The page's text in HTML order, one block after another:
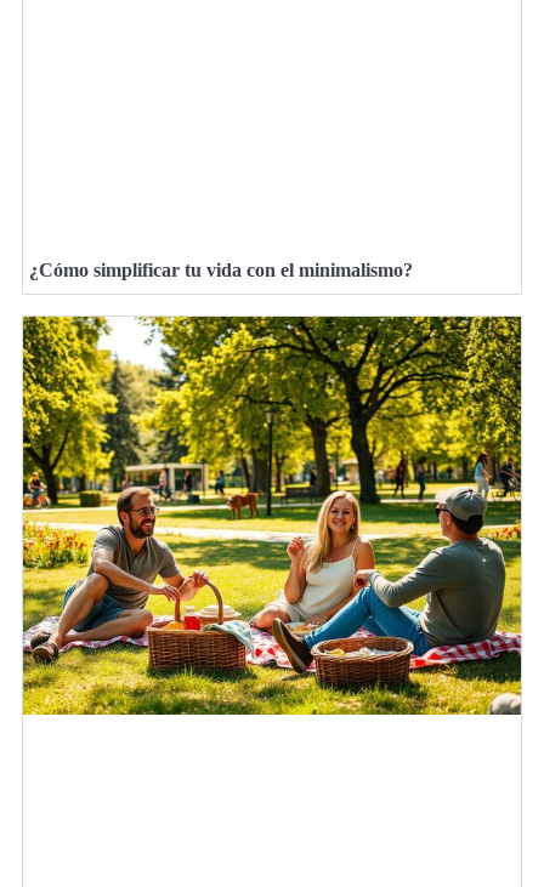
¿Cómo simplificar tu vida con el minimalismo?